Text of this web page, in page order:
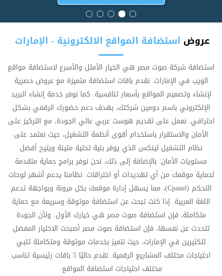
عروض استضافة المواقع الالكترونية - الإمارات
استضافة شركة صوت مصر هي الخيار الأمثل والأسرع لاستضافة مواقع
الويب في الإمارات. نقدم باقات استضافة متميزة مع عروض حصرية
لإنشاء وتصميم المواقع بأسعار تنافسية. كما نوفر خدمة إنشاء البريد
الإلكتروني باسم دومين شركتك، بهدف دعم حضورك الرقمي بشكل
احترافي. نعمل على تقديم هوست عربي عالي الجودة، مع التركيز على
الأمان والاستقرار باستخدام أقوى أنظمة التشغيل، حيث نعتمد على
نظام التشغيل لينكس الذي يوفر بنية تحتية متينة ويتيح أفضل
مستويات الأمان. بالإضافة إلى ذلك، نحن نوفر برامج حماية متقدمة
لحماية موقعك من أي تهديدات أو اختراقات. نظامنا يدعم أشهر لوحات
التحكم (Cpanel)، مما يسهل إدارة موقعك بكل مرونة وبواجهة تدعم
اللغة العربية. إذا كنت تبحث عن استضافة موثوقة وسريعة مع حماية
متكاملة، فإن استضافة صوت مصر هي خيارك الأول. ولأن الجودة
تتحدث عن نفسها، فإن استضافة صوت مصر أصبحت الاختيار المفضل
للكثيرين في الإمارات، حيث نتميز بخدمات موثوقة ومتكاملة تلبي
احتياجات مختلف المشاريع الرقمية. نقدم حاليًا 5 باقات رئيسية تناسب
مختلف احتياجات استضافة المواقع.